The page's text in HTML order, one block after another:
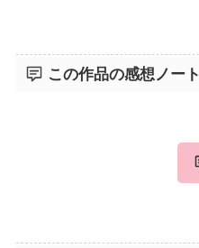
この作品の感想ノート